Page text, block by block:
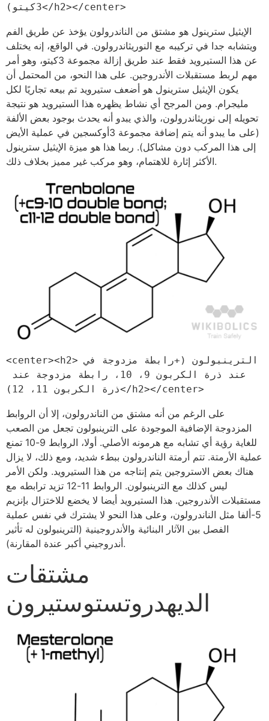
3كيتو)</h2></center>
الإيثيل سترينول هو مشتق من الناندرولون يؤخذ عن طريق الفم
ويتشابه جدا في تركيبه مع النوريثاندرولون. في الواقع، إنه يختلف
عن هذا الستيرويد فقط عند طريق إزالة مجموعة 3كيتو، وهو أمر
مهم لربط مستقبلات الأندروجين. على هذا النحو، من المحتمل أن
يكون الإيثيل سترينول هو أضعف ستيرويد تم بيعه تجاريًا لكل
مليجرام. ومن المرجح أي نشاط يظهره هذا الستيرويد هو نتيجة
تحويله إلى نوريثاندرولون، والذي يبدو أنه يحدث بوجود بعض الألفة
(على ما يبدو أنه يتم إضافة مجموعة 3أوكسجين في عملية الأيض
إلى هذا المركب دون مشاكل). ربما هذا هو ميزة الإيثيل سترينول
الأكثر إثارة للاهتمام، وهو مركب غير مميز بخلاف ذلك.
<center><h2>الترينبولون (+رابطة مزدوجة في
ذرة الكربون 11، 12)</h2></center>
على الرغم من أنه مشتق من الناندرولون، إلا أن الروابط
المزدوجة الإضافية الموجودة على الترينبولون تجعل من الصعب
للغاية رؤية أي تشابه مع هرمونه الأصلي. أولا، الروابط 9-10 تمنع
عملية الأرمتة. تتم أرمتة الناندرولون ببطء شديد، ومع ذلك، لا يزال
هناك بعض الاستروجين يتم إنتاجه من هذا الستيرويد. ولكن الأمر
ليس كذلك مع الترينبولون. الروابط 11-12 تزيد ترابطه مع
مستقبلات الأندروجين. هذا الستيرويد أيضا لا يخضع للاختزال بإنزيم
5-ألفا مثل الناندرولون، وعلى هذا النحو لا يشترك في نفس عملية
الفصل بين الآثار البنائية والأندروجينية (الترينبولون له تأثير
أندروجيني أكبر عندة المقارنة).
مشتقات
الديهدروتستوستيرون